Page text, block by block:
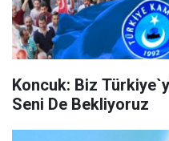
Koncuk: Biz
Seni De Bekliyoruz